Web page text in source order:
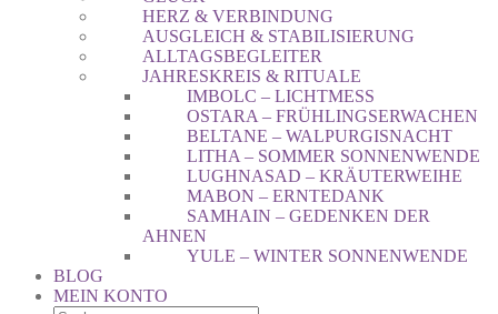
HERZ & VERBINDUNG
AUSGLEICH & STABILISIERUNG
ALLTAGSBEGLEITER
JAHRESKREIS & RITUALE
IMBOLC – LICHTMESS
OSTARA – FRÜHLINGSERWACHEN
BELTANE – WALPURGISNACHT
LITHA – SOMMER SONNENWENDE
LUGHNASAD – KRÄUTERWEIHE
MABON – ERNTEDANK
SAMHAIN – GEDENKEN DER
AHNEN
YULE – WINTER SONNENWENDE
BLOG
MEIN KONTO